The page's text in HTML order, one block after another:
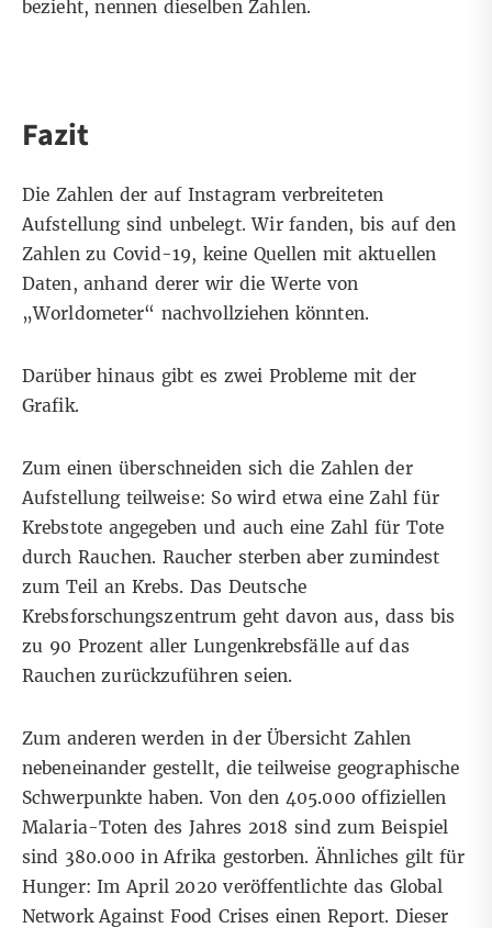
bezieht, nennen dieselben Zahlen.
Fazit
Die Zahlen der auf Instagram verbreiteten
Aufstellung sind unbelegt. Wir fanden, bis auf den
Zahlen zu Covid-19, keine Quellen mit aktuellen
Daten, anhand derer wir die Werte von
„Worldometer“ nachvollziehen könnten.
Darüber hinaus gibt es zwei Probleme mit der
Grafik.
Zum einen überschneiden sich die Zahlen der
Aufstellung teilweise: So wird etwa eine Zahl für
Krebstote angegeben und auch eine Zahl für Tote
durch Rauchen. Raucher sterben aber zumindest
zum Teil an Krebs. DasDeutsche
Krebsforschungszentrum geht davon aus, dass bis
zu 90 Prozent aller Lungenkrebsfälle auf das
Rauchen zurückzuführen seien.
Zum anderen werden in der Übersicht Zahlen
nebeneinander gestellt, die teilweise geographische
Schwerpunkte haben. Von den 405.000 offiziellen
Malaria-Toten des Jahres 2018 sind zum Beispiel
sind 380.000 in Afrika gestorben. Ähnliches gilt für
Hunger: Im April 2020 veröffentlichte das Global
Network Against Food Crises einenReport. Dieser